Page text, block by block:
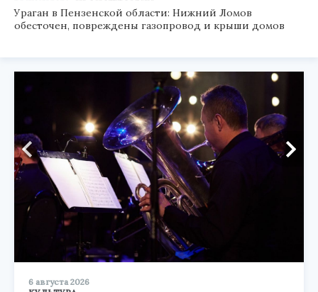
Ураган в Пензенской области: Нижний Ломов
обесточен, повреждены газопровод и крыши домов
6 августа 2026